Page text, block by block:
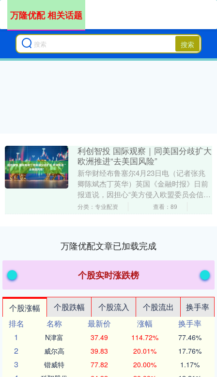
搜索
万隆优配 相关话题
利创智投 国际观察｜同美国分歧扩大
欧洲推进“去美国风险”
新华财经布鲁塞尔4月23日电（记者张兆
卿陈斌杰丁英华）英国《金融时报》日前
报道说，因担心“美方侵入欧盟委员会信息
系统”，欧盟委员会正向即将赴美参加公务
分类：专业配资 查看：89
万隆优配文章已加载完成
个股实时涨跌榜
个股涨幅 个股跌幅 个股流入 个股流出
换手率
排名
名称 最新价 涨幅
换手率
1
N津富 37.49 114.72% 77.46%
2 威尔高 39.83 20.01% 17.76%
3 锴威特 77.82 20.00% 1.17%